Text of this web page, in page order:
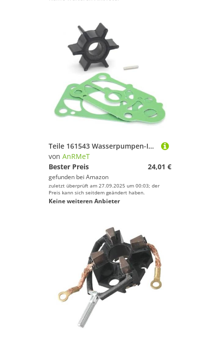
Teile 161543 Wasserpumpen-Impeller-Kit mit Dichtung und Schlüsselstift for Me-r 2,5 3, PS Außenbordmotor 47-16154 18-3098
von AnRMeT
Bester Preis
24,01 €
gefunden bei Amazon
zuletzt überprüft am 27.09.2025 um 00:03; der
Preis kann sich seitdem geändert haben.
Keine weiteren Anbieter